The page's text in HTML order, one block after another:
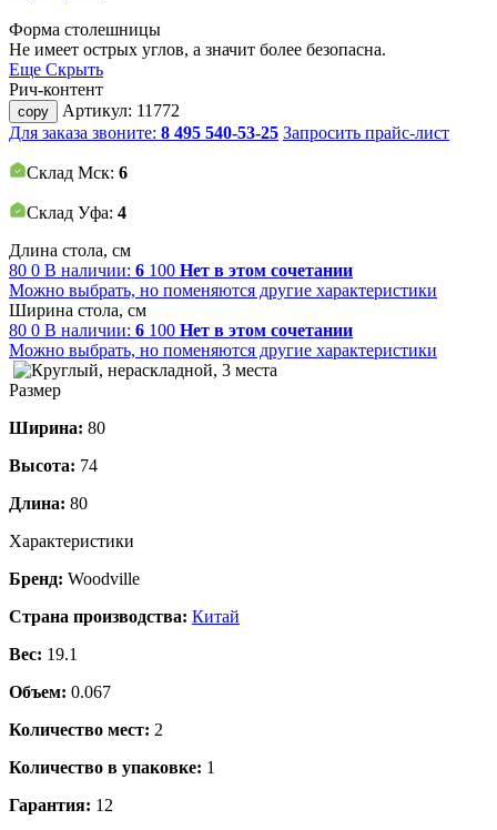
Форма столешницы
Не имеет острых углов, а значит более безопасна.
Еще Скрыть
Рич-контент
copy Артикул: 11772
Для заказа звоните: 8 495 540-53-25 Запросить прайс-лист
Склад Мск: 6
Склад Уфа: 4
Длина стола, см
80 0 В наличии: 6 100 Нет в этом сочетании
Можно выбрать, но поменяются другие характеристики
Ширина стола, см
80 0 В наличии: 6 100 Нет в этом сочетании
Можно выбрать, но поменяются другие характеристики
Размер
Ширина: 80
Высота: 74
Длина: 80
Характеристики
Бренд: Woodville
Страна производства: Китай
Вес: 19.1
Объем: 0.067
Количество мест: 2
Количество в упаковке: 1
Гарантия: 12